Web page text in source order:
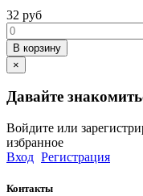
32 руб
В корзину
×
Давайте
Войдите или
избранное
Вход Регистрация
Контакты